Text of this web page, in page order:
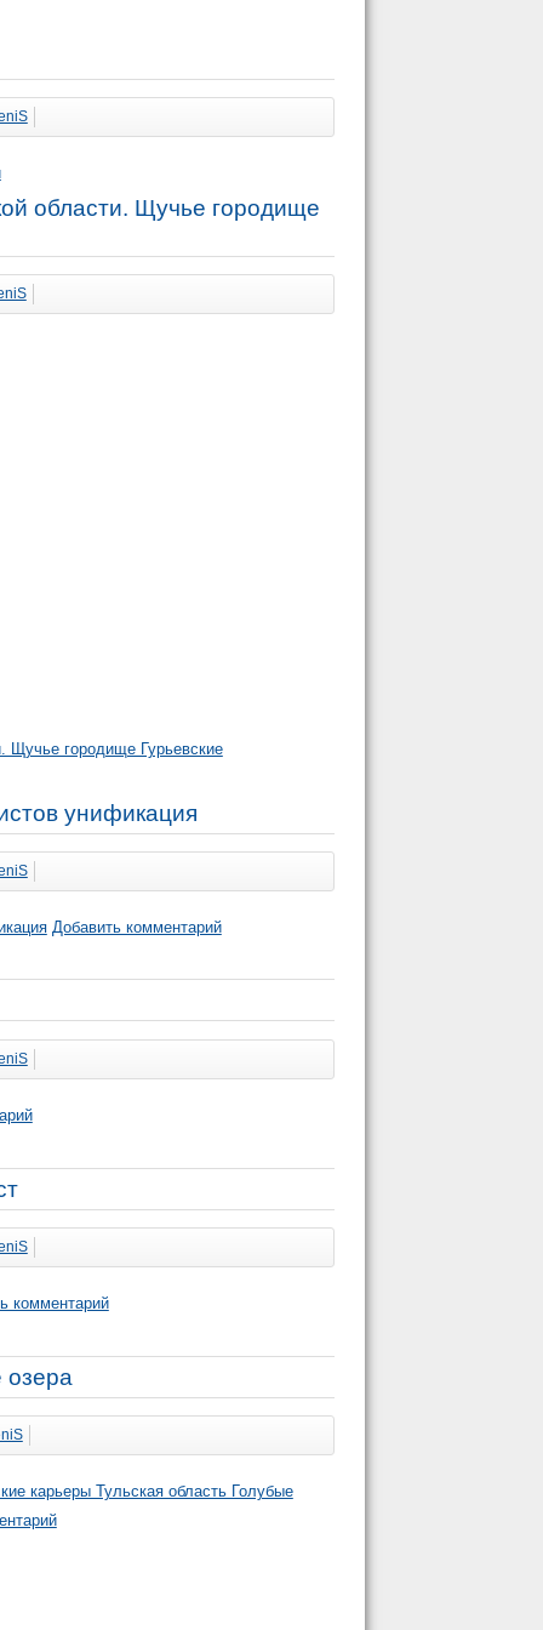
области. Щучье городище
Щучье городище Гурьевские
унификация
Добавить комментарий
комментарий
озера
карьеры Тульская область Голубые